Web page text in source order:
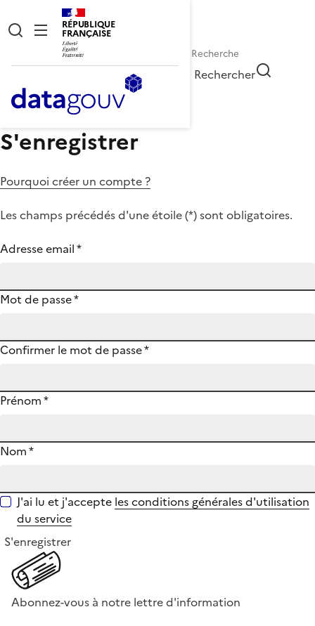
RÉPUBLIQUE
FRANÇAISE
Rechercher
S'enregistrer
Pourquoi créer un compte ?
Les champs précédés d'une étoile (*) sont obligatoires.
Adresse email*
Mot de passe*
Confirmer le mot de passe*
Prénom*
Nom*
J'ai lu et j'accepte les conditions générales d'utilisation
du service
S'enregistrer
Abonnez-vous à notre lettre d'information